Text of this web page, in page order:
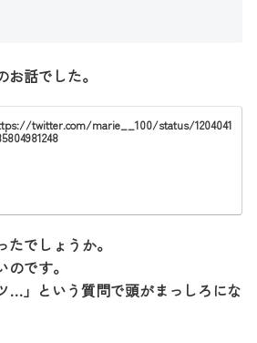
話でした。
twitter.com/marie__100/status/1204041
でしょうか。
です。
…」という質問で頭がまっしろにな